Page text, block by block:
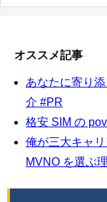
オススメ記事
あなたに寄り
介 #PR
格安 SIM の
俺が三大キャ
MVNO を選ぶ